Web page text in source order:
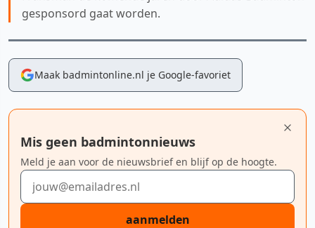
gesponsord gaat worden.
Maak badmintonline.nl je Google-favoriet
Mis geen badmintonnieuws
Meld je aan voor de nieuwsbrief en blijf op de hoogte.
E-mailadres
aanmelden